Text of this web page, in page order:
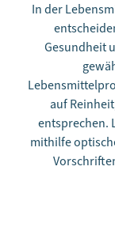
In der
Gesundheit
auf
entsprechen.
mithilfe